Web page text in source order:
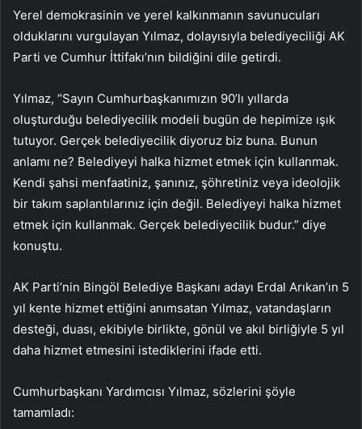
Yerel demokrasinin ve yerel kalkınmanın savunucuları
olduklarını vurgulayan Yılmaz, dolayısıyla belediyeciliği AK
Parti ve Cumhur İttifakı’nın bildiğini dile getirdi.
Yılmaz, “Sayın Cumhurbaşkanımızın 90’lı yıllarda
oluşturduğu belediyecilik modeli bugün de hepimize ışık
tutuyor. Gerçek belediyecilik diyoruz biz buna. Bunun
anlamı ne? Belediyeyi halka hizmet etmek için kullanmak.
Kendi şahsi menfaatiniz, şanınız, şöhretiniz veya ideolojik
bir takım saplantılarınız için değil. Belediyeyi halka hizmet
etmek için kullanmak. Gerçek belediyecilik budur.” diye
konuştu.
AK Parti’nin Bingöl Belediye Başkanı adayı Erdal Arıkan’ın 5
yıl kente hizmet ettiğini anımsatan Yılmaz, vatandaşların
desteği, duası, ekibiyle birlikte, gönül ve akıl birliğiyle 5 yıl
daha hizmet etmesini istediklerini ifade etti.
Cumhurbaşkanı Yardımcısı Yılmaz, sözlerini şöyle
tamamladı: